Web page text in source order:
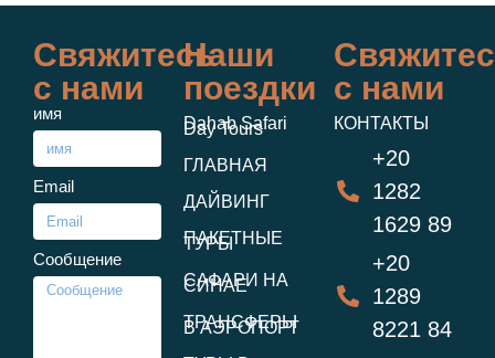
Свяжитесь
с нами
имя
Email
Сообщение
Наши
поездки
Dahab Safari
Day Tours
ГЛАВНАЯ
ДАЙВИНГ
ПАКЕТНЫЕ
ТУРЫ
САФАРИ НА
СИНАЕ
ТРАНСФЕРЫ
В АЭРОПОРТ
с нами
КОНТАКТЫ
+20
1282
1629 89
+20
1289
8221 84